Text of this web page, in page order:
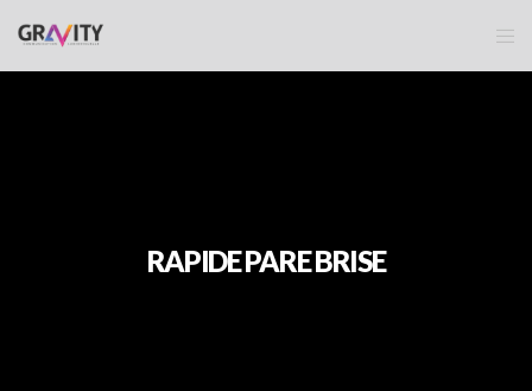
RAPIDE PARE BRISE